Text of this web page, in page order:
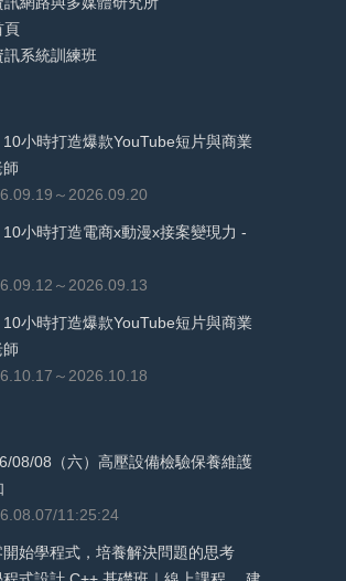
頁
訊系統訓練班
小時打造爆款YouTube短片與商業
～2026.09.20
小時打造電商x動漫x接案變現力 -
～2026.09.13
小時打造爆款YouTube短片與商業
～2026.10.18
08/08（六）高壓設備檢驗保養維護
11:25:24
始學程式，培養解決問題的思考